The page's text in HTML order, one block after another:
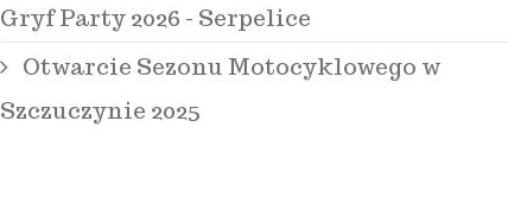
Gryf Party 2026 - Serpelice
Otwarcie Sezonu Motocyklowego w
Szczuczynie 2025